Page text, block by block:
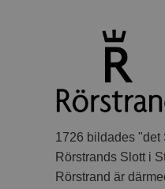
1726 bildades "det
Rörstrands Slott i
Rörstrand är